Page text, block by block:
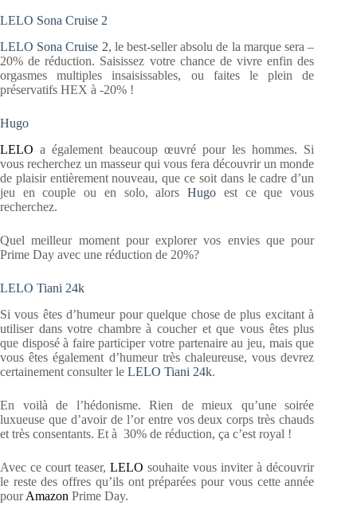
LELO Sona Cruise 2
LELO Sona Cruise 2, le best-seller absolu de la marque sera –
20% de réduction. Saisissez votre chance de vivre enfin des
orgasmes multiples insaisissables, ou faites le plein de
préservatifs HEX à -20% !
Hugo
LELO a également beaucoup œuvré pour les hommes. Si
vous recherchez un masseur qui vous fera découvrir un monde
de plaisir entièrement nouveau, que ce soit dans le cadre d’un
jeu en couple ou en solo, alorsHugo est ce que vous
recherchez.
Quel meilleur moment pour explorer vos envies que pour
Prime Day avec une réduction de 20%?
LELO Tiani 24k
Si vous êtes d’humeur pour quelque chose de plus excitant à
utiliser dans votre chambre à coucher et que vous êtes plus
que disposé à faire participer votre partenaire au jeu, mais que
vous êtes également d’humeur très chaleureuse, vous devrez
certainement consulter le LELO Tiani 24k.
En voilà de l’hédonisme. Rien de mieux qu’une soirée
luxueuse que d’avoir de l’or entre vos deux corps très chauds
et très consentants. Et à 30% de réduction, ça c’est royal !
Avec ce court teaser,LELO souhaite vous inviter à découvrir
le reste des offres qu’ils ont préparées pour vous cette année
pourAmazon Prime Day.